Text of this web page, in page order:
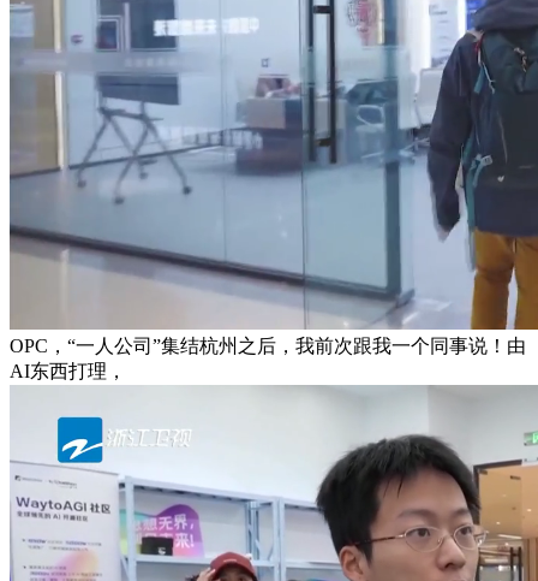
OPC，“一人公司”集结杭州之后，我前次跟我一个同事说！由
AI东西打理，